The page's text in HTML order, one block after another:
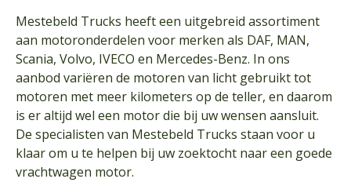
Mestebeld Trucks heeft een uitgebreid assortiment
aan motoronderdelen voor merken als DAF, MAN,
Scania, Volvo, IVECO en Mercedes-Benz. In ons
aanbod variëren de motoren van licht gebruikt tot
motoren met meer kilometers op de teller, en daarom
is er altijd wel een motor die bij uw wensen aansluit.
De specialisten van Mestebeld Trucks staan voor u
klaar om u te helpen bij uw zoektocht naar een goede
vrachtwagen motor.